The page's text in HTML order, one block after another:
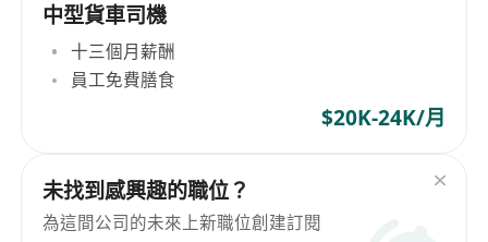
中型貨車司機
十三個月薪酬
員工免費膳食
$20K-24K/月
未找到感興趣的職位？
為這間公司的未來上新職位創建訂閱